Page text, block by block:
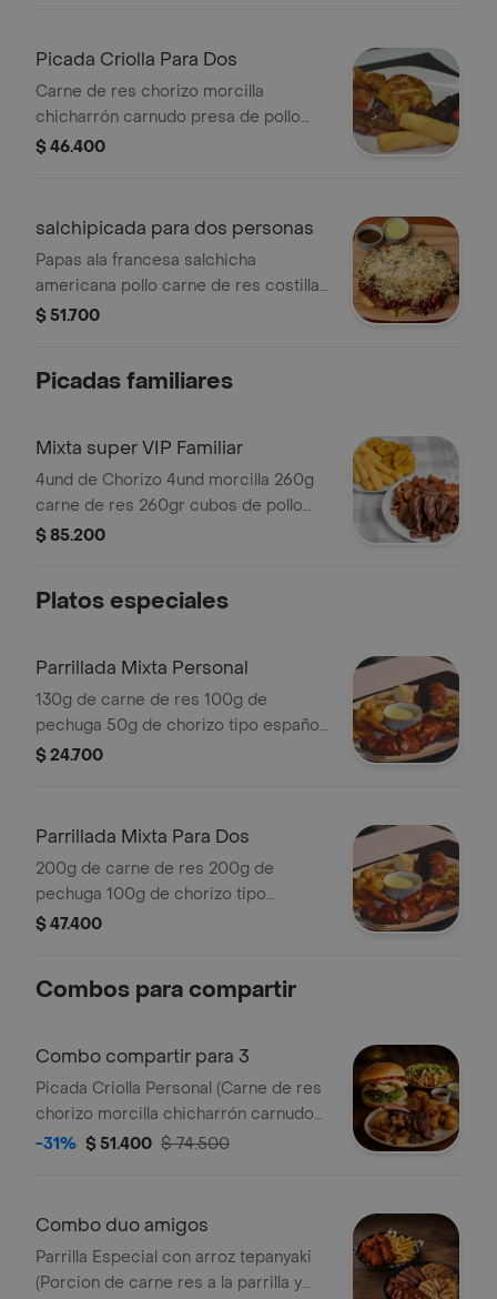
Picada Criolla Para Dos
Carne de res chorizo morcilla
chicharrón carnudo presa de pollo
patacones croqueta de yuca
$ 46.400
salchipicada para dos personas
Papas ala francesa salchicha
americana pollo carne de res costilla
de cerdo chorizo papas fosforo y
$ 51.700
Picadas familiares
Mixta super VIP Familiar
4und de Chorizo 4und morcilla 260g
carne de res 260gr cubos de pollo
500g de costilla de cerdo patacones
$ 85.200
Platos especiales
Parrillada Mixta Personal
130g de carne de res 100g de
pechuga 50g de chorizo tipo español
50g de morcilla 100g de costilla de
$ 24.700
Parrillada Mixta Para Dos
200g de carne de res 200g de
pechuga 100g de chorizo tipo
español 100g de morcilla 200g de
$ 47.400
Combos para compartir
Combo compartir para 3
Picada Criolla Personal (Carne de res
chorizo morcilla chicharrón carnudo
presa de pollo patacones croqueta
queso tomate cebolla lechuga papá
chip) Salchipapa de Pollo Salteada al
Wok Personal ( Cubos de pollo
salteado al wok terminado en sal de
-31% $ 51.400 $ 74.500
Combo duo amigos
Parrilla Especial con arroz tepanyaki
(Porcion de carne res a la parrilla y